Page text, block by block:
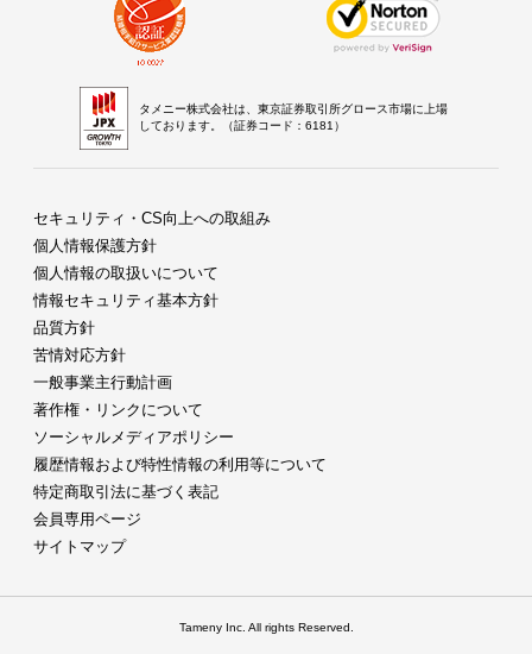
タメニー株式会社は、東京証券取引所グロース市場に上場
しております。（証券コード：6181）
セキュリティ・CS向上への取組み
個人情報保護方針
個人情報の取扱いについて
情報セキュリティ基本方針
品質方針
苦情対応方針
一般事業主行動計画
著作権・リンクについて
ソーシャルメディアポリシー
履歴情報および特性情報の利用等について
特定商取引法に基づく表記
会員専用ページ
サイトマップ
Tameny Inc. All rights Reserved.